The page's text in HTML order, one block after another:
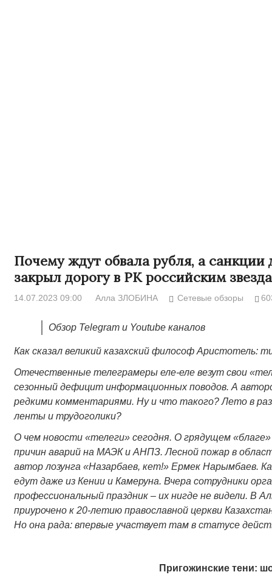
Почему ждут обвала рубля, а санкции
закрыл дорогу в РК российским
14.07.2023 09:00 Алла ЗЛОБИНА Сетевые обзоры
Обзор Telegram и Youtube каналов
Как сказал великий казахский философ Аристотель:
Отечественные телеграмеры еле-еле везут свои
сезонный дефицит информационных поводов. А
редкими комментариями. Ну и что такого? Лето в
ленты и трудоголики?
О чем новости «телеги» сегодня. О грядущем
причин аварий на МАЭК и АНПЗ. Лесной пожар в
автор лозунга «Назарбаев, кет!» Ермек Нарымбаев.
едут даже из Кении и Камеруна. Вчера сотрудники
профессиональный праздник – их нигде не видели.
приурочено к 20-летию православной церкви
Но она рада: впервые участвует там в статусе
Пригожинские тени: